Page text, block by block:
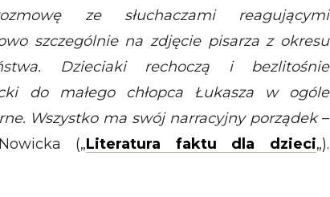
ze słuchaczami reagującymi
szczególnie na zdjęcie pisarza z okresu
Dzieciaki rechoczą i bezlitośnie
do małego chłopca Łukasza w ogóle
Wszystko ma swój narracyjny porządek–
(„Literatura faktu dla dzieci„).